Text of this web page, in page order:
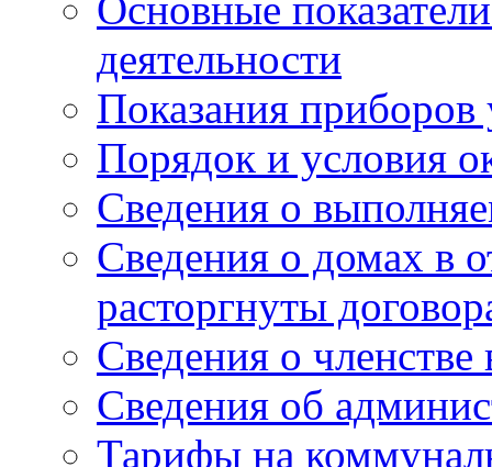
Основные
деятельности
Показания приборов
Порядок и условия
Сведения о
Сведения о домах в
расторгнуты
Сведения о
Сведения об
Тарифы на